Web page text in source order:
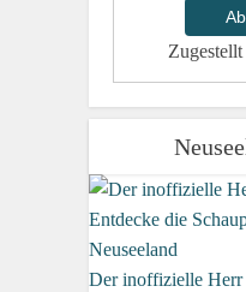
Der inoffizielle Herr